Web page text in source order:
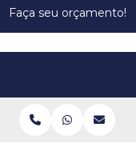
Faça seu orçamento!